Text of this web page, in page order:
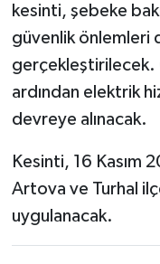
kesinti, şebeke
güvenlik önlemleri
gerçekleştirilecek.
ardından elektrik
devreye alınacak.
Kesinti, 16 Kasım
Artova ve Turhal
uygulanacak.